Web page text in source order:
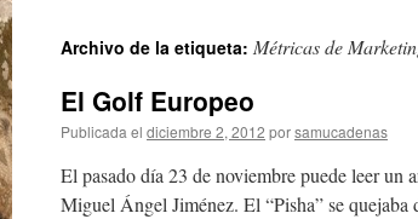
Archivo de la etiqueta: Métricas de
El Golf Europeo
Publicada el diciembre 2, 2012 porsamucadenas
El pasado día 23 de noviembre puede leer un
Miguel Ángel Jiménez. El “Pisha” se